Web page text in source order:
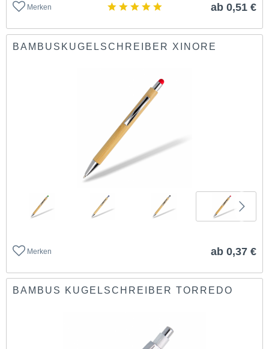
Merken ab 0,51 €
BAMBUSKUGELSCHREIBER XINORE
Merken ab 0,37 €
BAMBUS KUGELSCHREIBER TORREDO